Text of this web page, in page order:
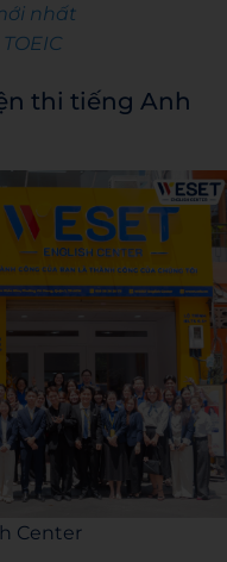
nhất
thi tiếng Anh
Center